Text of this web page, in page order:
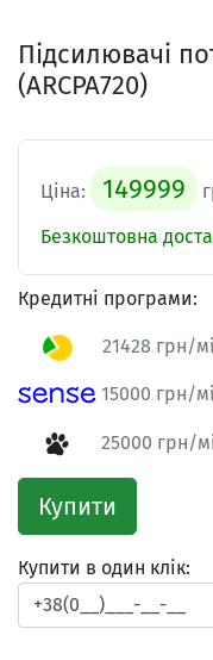
Підсилювачі
(ARCPA720)
Ціна: 149999
Безкоштовна
Кредитні програми:
21428 грн/
15000 грн/
25000 грн/
Купити
Купити в один клік: